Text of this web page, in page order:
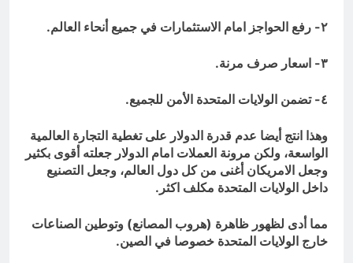
٢- رفع الحواجز امام الاستثمارات في جميع أنحاء العالم.
٣- اسعار صرف مرنة.
٤- تضمن الولايات المتحدة الأمن للجميع.
وهذا انتج أيضا عدم قدرة الدولار على تغطية التجارة العالمية
الواسعة، ولكن مرونة العملات امام الدولار جعلته أقوى بكثير
وجعل الامريكان أغنى من كل دول العالم، وجعل التصنيع
داخل الولايات المتحدة مكلف اكثر.
مما أدى لظهور ظاهرة (هروب المصانع) وتوطين الصناعات
خارج الولايات المتحدة خصوصا في الصين.